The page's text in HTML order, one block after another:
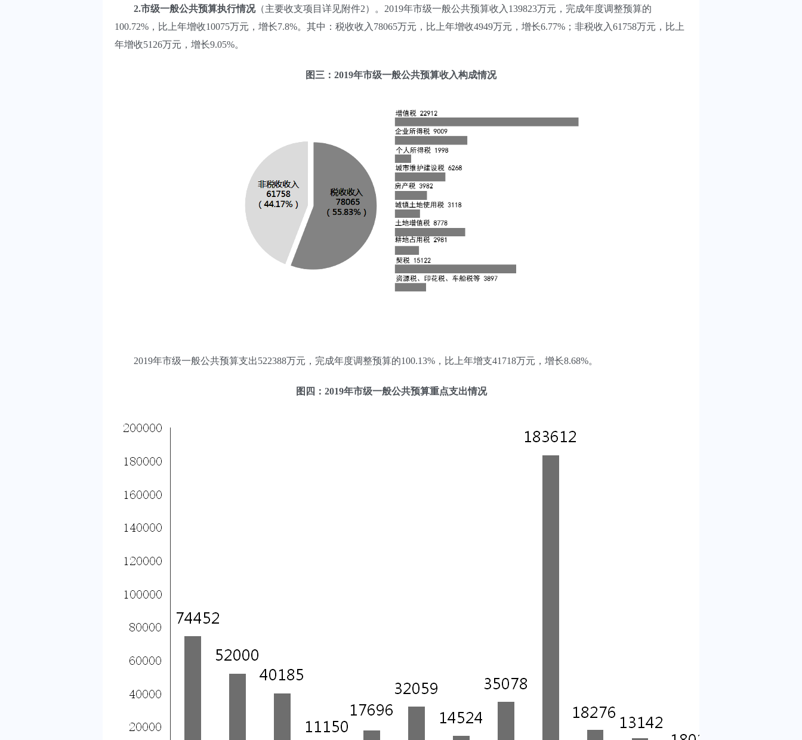
2.市级一般公共预算执行情况（主要收支项目详见附件2）。2019年市级一般公共预算收入139823万元，完成年度调整预算的
100.72%，比上年增收10075万元，增长7.8%。其中：税收收入78065万元，比上年增收4949万元，增长6.77%；非税收入61758万元，比上
年增收5126万元，增长9.05%。
图三：2019年市级一般公共预算收入构成情况
2019年市级一般公共预算支出522388万元，完成年度调整预算的100.13%，比上年增支41718万元，增长8.68%。
图四：2019年市级一般公共预算重点支出情况